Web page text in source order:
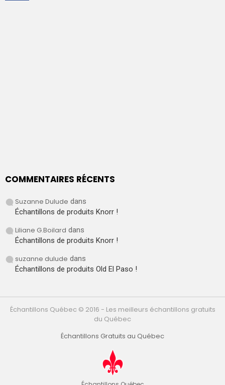
COMMENTAIRES RÉCENTS
Suzanne Dulude dans
Échantillons de produits Knorr !
Liliane G.Boilard dans
Échantillons de produits Knorr !
suzanne dulude dans
Échantillons de produits Old El Paso !
Échantillons Québec © 2016 - Les meilleurs échantillons gratuits
du Québec
Échantillons Gratuits au Québec